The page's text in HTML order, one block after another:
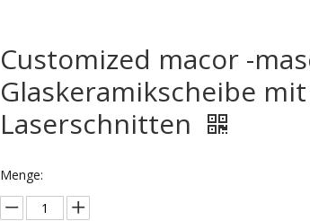
Customized macor -
Glaskeramikscheibe mit
Laserschnitten
Menge: